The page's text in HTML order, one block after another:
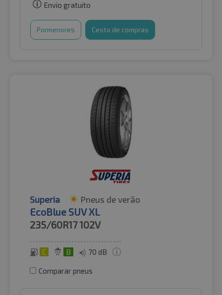
Envio gratuito
Pormenores Cesto de compras
Superia Pneus de verão
EcoBlue SUV XL
235/60R17102V
C B 70 dB
Comparar pneus